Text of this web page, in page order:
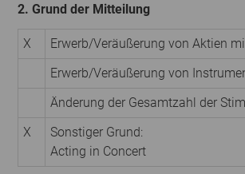
2. Grund der Mitteilung
X
Erwerb/Veräußerung von Aktien
Erwerb/Veräußerung von
Änderung der Gesamtzahl der
X
Sonstiger Grund:
Acting in Concert